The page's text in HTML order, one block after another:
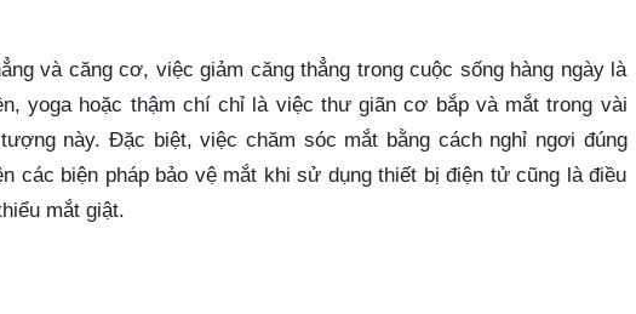
và căng cơ, việc giảm căng thẳng trong cuộc sống hàng ngày là
yoga hoặc thậm chí chỉ là việc thư giãn cơ bắp và mắt trong vài
này. Đặc biệt, việc chăm sóc mắt bằng cách nghỉ ngơi đúng
các biện pháp bảo vệ mắt khi sử dụng thiết bị điện tử cũng là điều
mắt giật.